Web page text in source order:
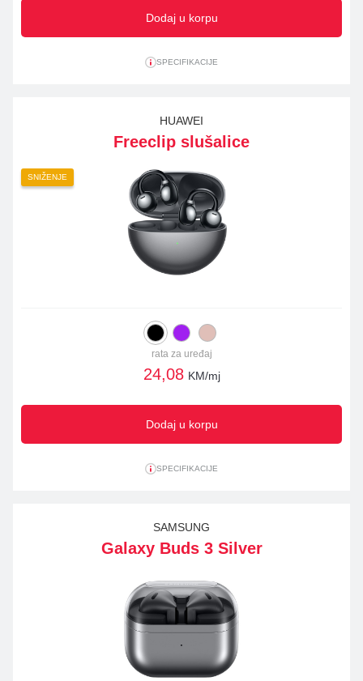
Dodaj u korpu
SPECIFIKACIJE
HUAWEI
Freeclip slušalice
SNIŽENJE
rata za uređaj
24,08 KM/mj
Dodaj u korpu
SPECIFIKACIJE
SAMSUNG
Galaxy Buds 3 Silver